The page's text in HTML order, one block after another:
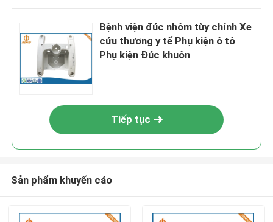
Bệnh viện đúc nhôm tùy chỉnh Xe
cứu thương y tế Phụ kiện ô tô
Phụ kiện Đúc khuôn
Tiếp tục
Sản phẩm khuyến cáo